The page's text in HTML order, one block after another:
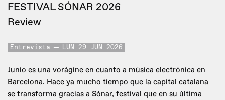
FESTIVAL SÓNAR 2026
Review
Entrevista LUN 29 JUN 2026
Junio es una vorágine en cuanto a música electrónica en
Barcelona. Hace ya mucho tiempo que la capital catalana
se transforma gracias a Sónar, festival que en su última